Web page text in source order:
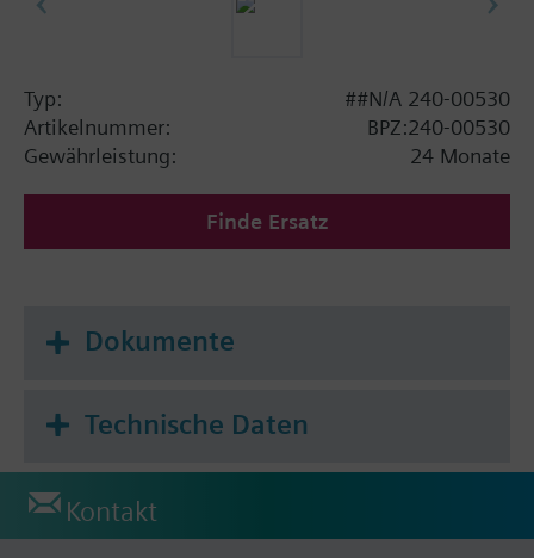
Typ:
##N/A 240-00530
Artikelnummer:
BPZ:240-00530
Gewährleistung:
24 Monate
Finde Ersatz
Dokumente
Technische Daten
Kontakt